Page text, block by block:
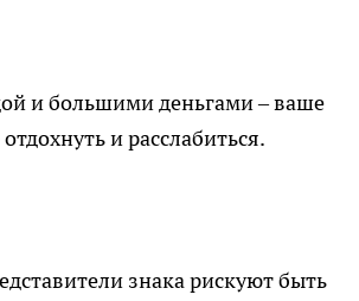
и большими деньгами – ваше
и расслабиться.
знака рискуют быть